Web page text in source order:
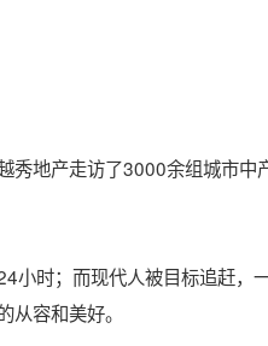
秀地产走访了3000余组城市
小时；而现代人被目标追赶
容和美好。